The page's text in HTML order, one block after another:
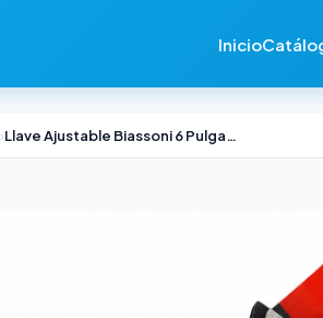
Inicio
› Llave Ajustable Biassoni 6 Pulgadas